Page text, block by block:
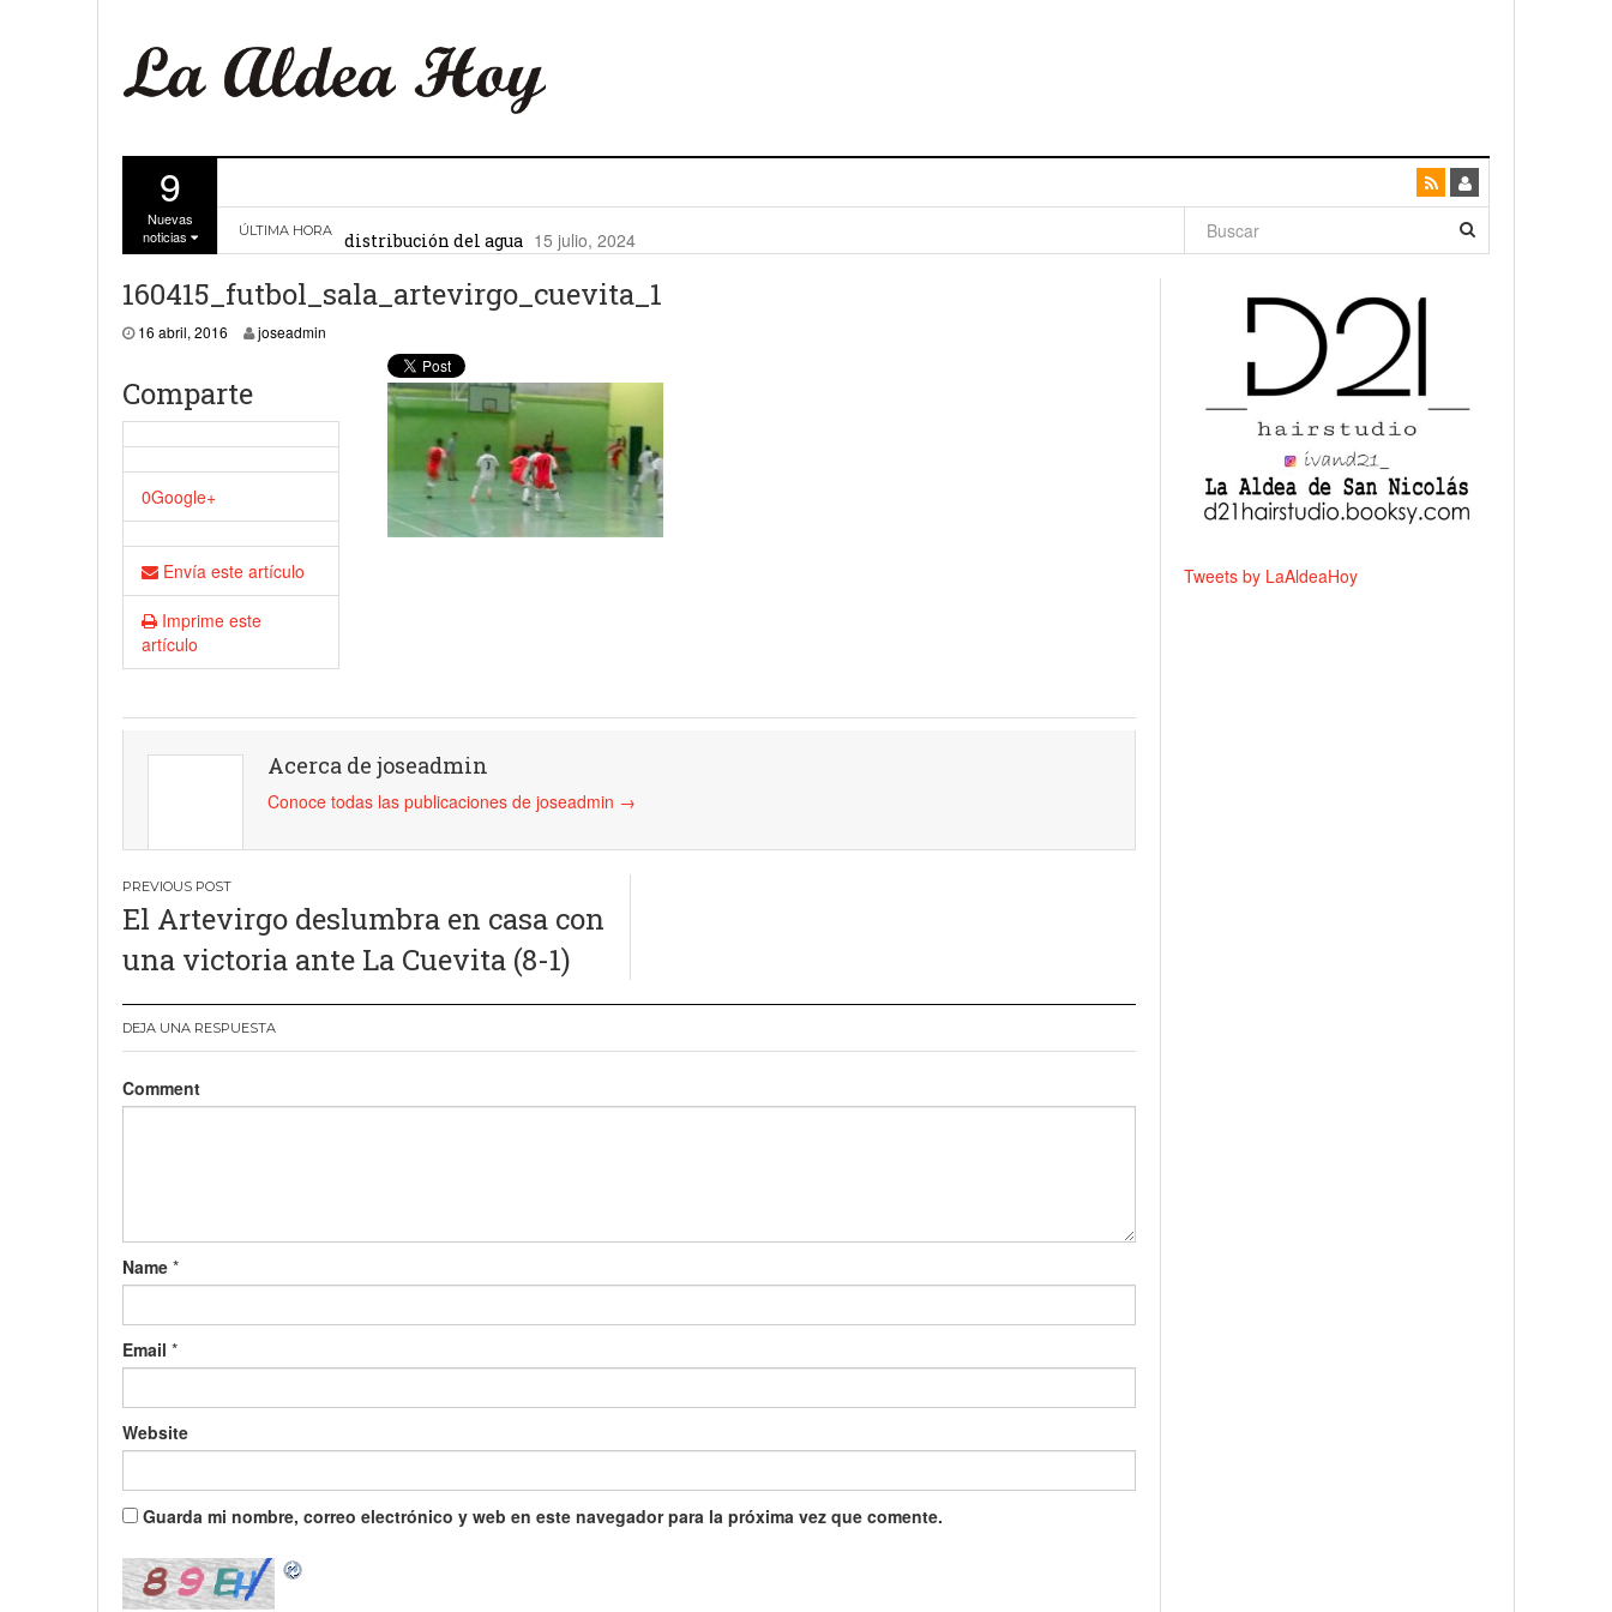
9
Nuevas
noticias
ÚLTIMA HORA
distribución del agua 15 julio, 2024
27 febrero, 2024
Gobierno de Canarias y Ministerio de Agricultura abordan las necesidades del campo canario
15 febrero, 2024
La Comunidad de Regantes ‘Aldea de San Nicolás’ apuesta por una renovación de «consenso»
19 diciembre, 2023
Víctor Hernández (PP) toma posesión como alcalde del Ayuntamiento de La Aldea de San
160415_futbol_sala_artevirgo_cuevita_1
16 abril, 2016 joseadmin
Comparte
0Google+
Envía este artículo
Imprime este
artículo
Acerca de joseadmin
Conoce todas las publicaciones de joseadmin →
Navegación
de
entradas
El Artevirgo deslumbra en casa con
una victoria ante La Cuevita (8-1)
DEJA UNA RESPUESTA
Comment
Name *
Email *
Website
Guarda mi nombre, correo electrónico y web en este navegador para la próxima vez que comente.
Tweets by LaAldeaHoy